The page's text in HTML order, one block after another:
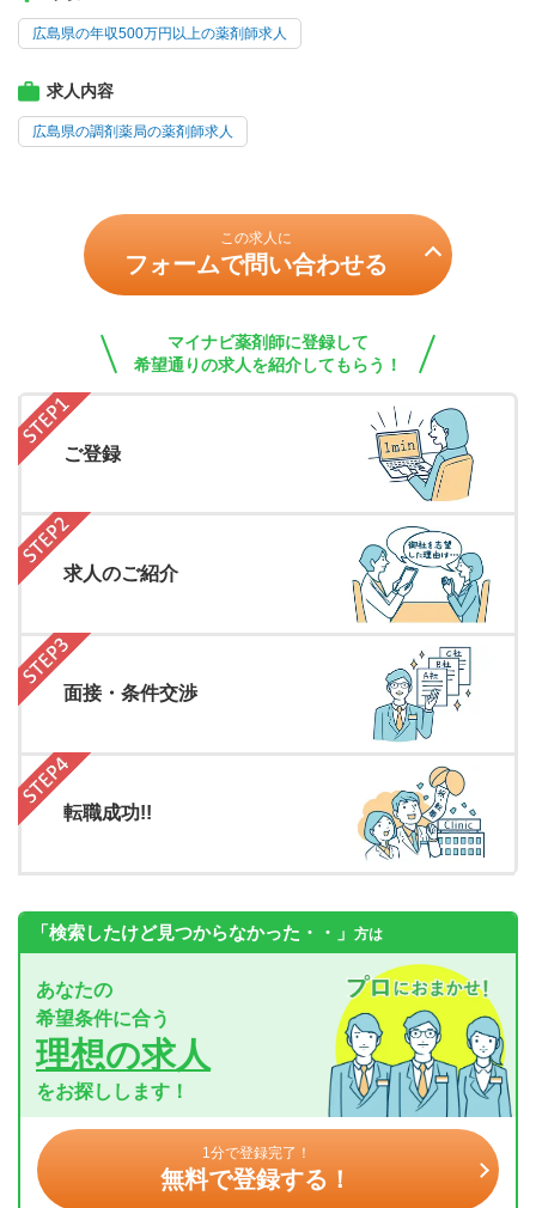
広島県の年収500万円以上の薬剤師求人
求人内容
広島県の調剤薬局の薬剤師求人
この求人に
フォームで問い合わせる
マイナビ薬剤師に登録して
希望通りの求人を紹介してもらう！
ご登録
求人のご紹介
面接・条件交渉
転職成功!!
「検索したけど見つからなかった・・」 方は
あなたの
希望条件に合う
理想の求人
をお探しします！
1分で登録完了！
無料で登録する！